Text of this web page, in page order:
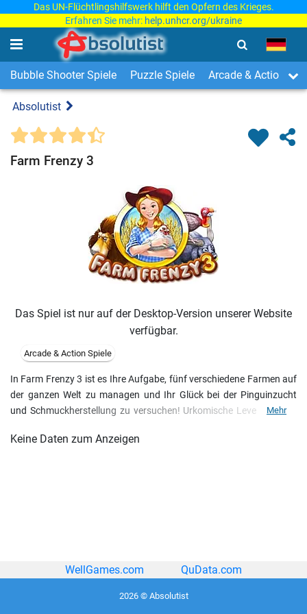
Das UN-Flüchtlingshilfswerk hilft den Opfern des Krieges.
Erfahren Sie mehr: help.unhcr.org/ukraine
Bubble Shooter Spiele Puzzle Spiele Arcade & Action
Absolutist
Farm Frenzy 3
Das Spiel ist nur auf der Desktop-Version unserer Website
verfügbar.
Arcade & Action Spiele
In Farm Frenzy 3 ist es Ihre Aufgabe, fünf verschiedene Farmen auf
der ganzen Welt zu managen und Ihr Glück bei der Pinguinzucht
und Schmuckherstellung zu versuchen! Urkomische Levels, lustige
Korn an, füttern Sie Tiere, ernten Sie Ihre Erzeugnisse, stellen Sie
Mehr
Keine Daten zum Anzeigen
WellGames.com QuData.com
2026 © Absolutist